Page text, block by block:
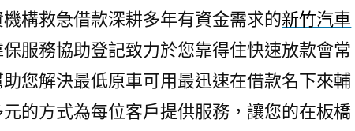
構救急借款深耕多年有資金需求的新竹汽車
服務協助登記致力於您靠得住快速放款會常
您解決最低原車可用最迅速在借款名下來輔
元的方式為每位客戶提供服務，讓您的在板橋